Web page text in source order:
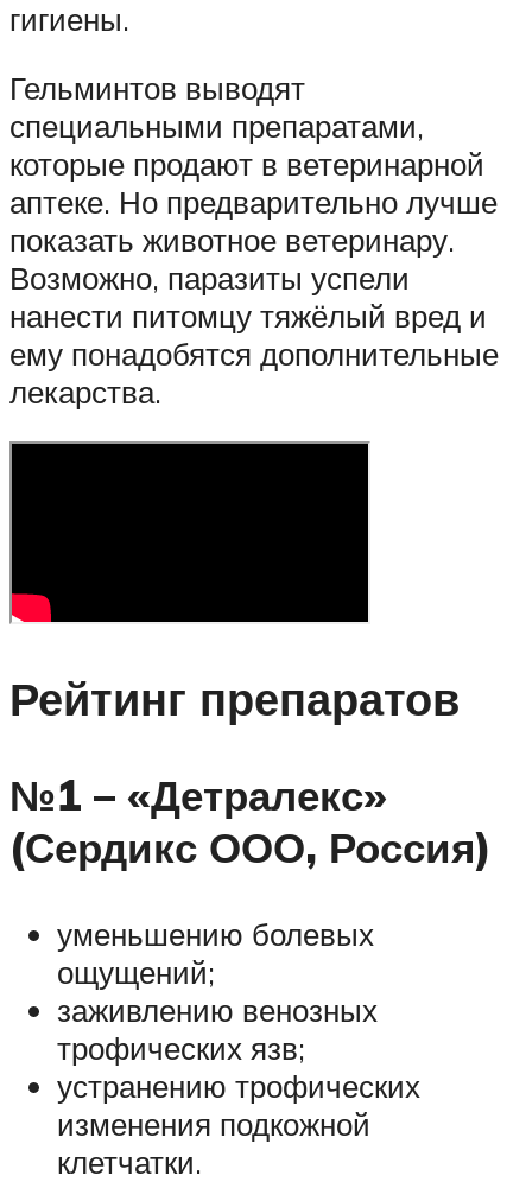
гигиены.
Гельминтов выводят
специальными препаратами,
которые продают в ветеринарной
аптеке. Но предварительно лучше
показать животное ветеринару.
Возможно, паразиты успели
нанести питомцу тяжёлый вред и
ему понадобятся дополнительные
лекарства.
Рейтинг препаратов
№1 – «Детралекс»
(Сердикс ООО, Россия)
уменьшению болевых
ощущений;
заживлению венозных
трофических язв;
устранению трофических
изменения подкожной
клетчатки.